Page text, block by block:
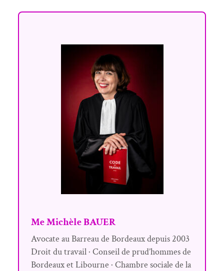
Me Michèle BAUER
Avocate au Barreau de Bordeaux depuis 2003
Droit du travail · Conseil de prud’hommes de
Bordeaux et Libourne · Chambre sociale de la